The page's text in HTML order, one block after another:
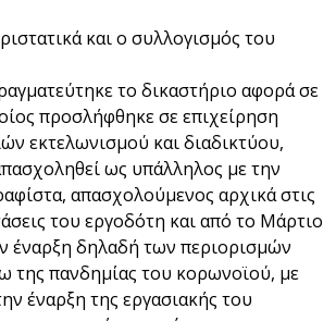
και ο συλλογισμός του
το δικαστήριο αφορά σε
προσλήφθηκε σε επιχείρηση
εκτελωνισμού και διαδικτύου,
ως υπάλληλος με την
απασχολούμενος αρχικά στις
του εργοδότη και από το Μάρτιο
έναρξη δηλαδή των περιορισμών
της πανδημίας του κορωνοϊού, με
έναρξη της εργασιακής του